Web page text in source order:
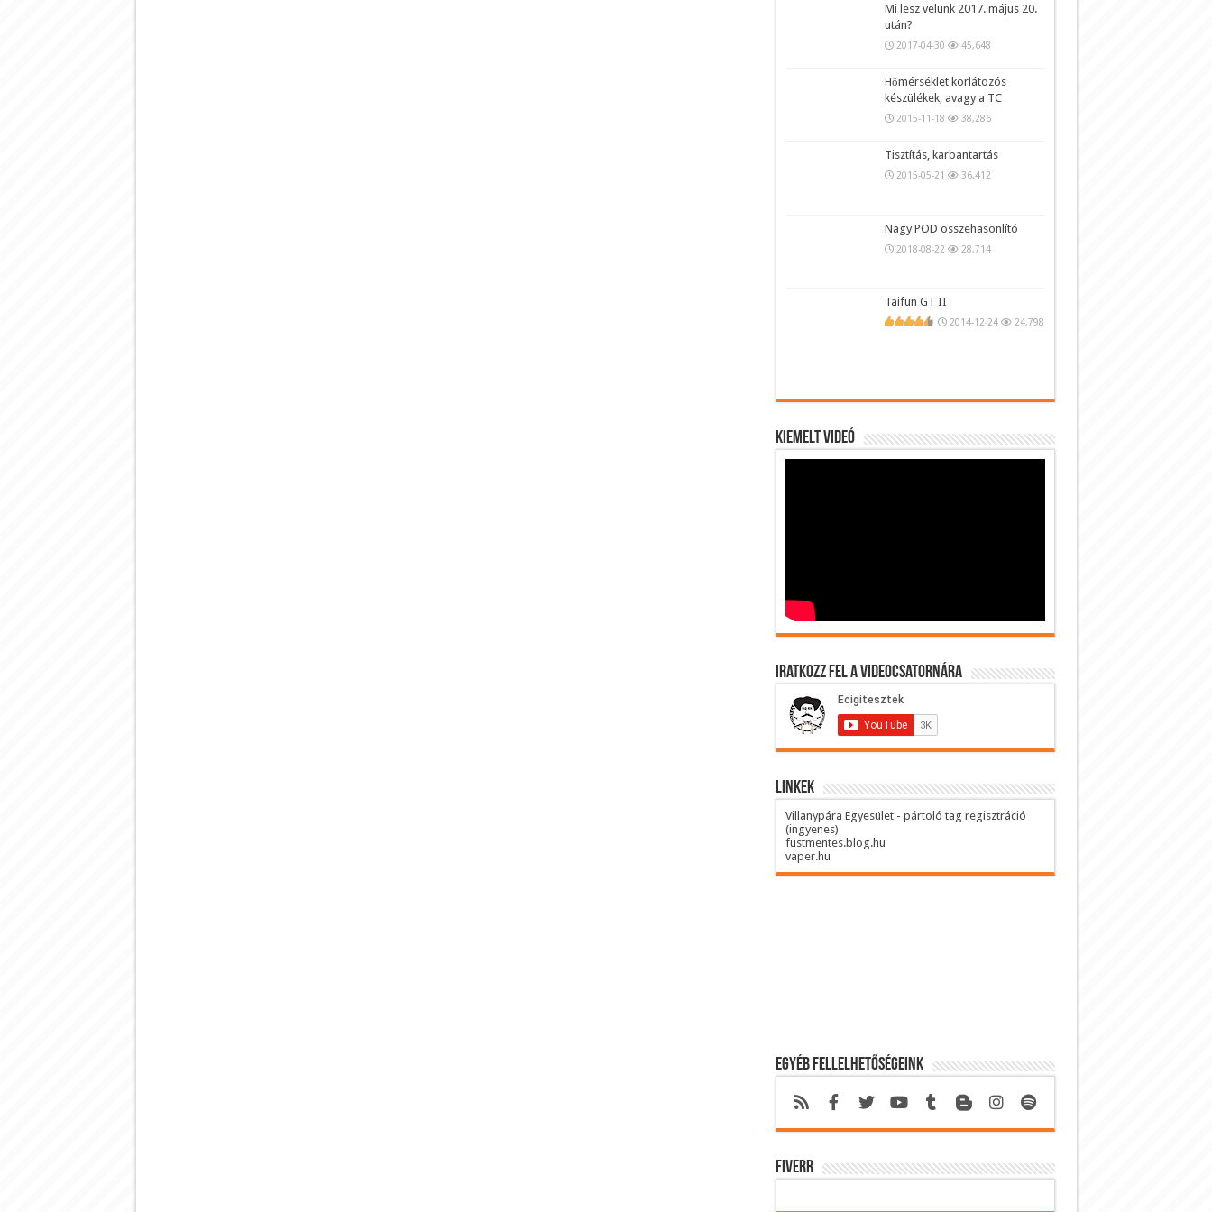
Mi lesz velünk 2017. május 20.
után?
2017-04-30 45,648
Hőmérséklet korlátozós
készülékek, avagy a TC
2015-11-18 38,286
Tisztítás, karbantartás
2015-05-21 36,412
Nagy POD összehasonlító
2018-08-22 28,714
Taifun GT II
2014-12-24 24,798
Kiemelt videó
Iratkozz fel a videocsatornára
Linkek
Villanypára Egyesület - pártoló tag regisztráció
(ingyenes)
fustmentes.blog.hu
vaper.hu
Egyéb fellelhetőségeink
Fiverr